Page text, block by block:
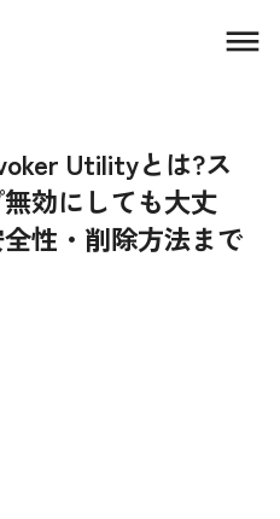
Utilityとは?ス
効にしても大丈
性・削除方法まで